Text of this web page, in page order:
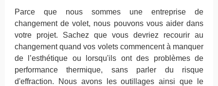
Parce que nous sommes une entreprise de
changement de volet, nous pouvons vous aider dans
votre projet. Sachez que vous devriez recourir au
changement quand vos volets commencent à manquer
de l’esthétique ou lorsqu'ils ont des problèmes de
performance thermique, sans parler du risque
d'effraction. Nous avons les outillages ainsi que le